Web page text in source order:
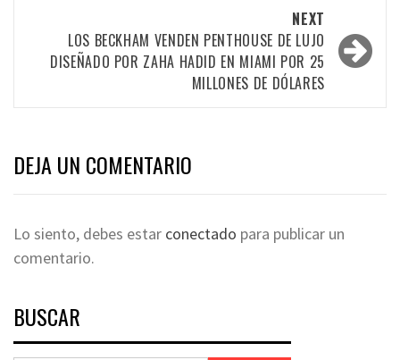
NEXT
LOS BECKHAM VENDEN PENTHOUSE DE LUJO
DISEÑADO POR ZAHA HADID EN MIAMI POR 25
MILLONES DE DÓLARES
DEJA UN COMENTARIO
Lo siento, debes estar conectado para publicar un
comentario.
BUSCAR